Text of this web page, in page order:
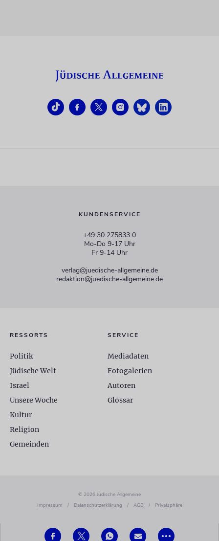
•••
KUNDENSERVICE
+49 30 275833 0
Mo-Do 9-17 Uhr
Fr 9-14 Uhr
verlag@juedische-allgemeine.de
redaktion@juedische-allgemeine.de
RESSORTS
Politik
Jüdische Welt
Israel
Unsere Woche
Kultur
Religion
Gemeinden
SERVICE
Mediadaten
Fotogalerien
Autoren
Glossar
© 2026 Jüdische Allgemeine
Impressum
/ Datenschutzerklärung / AGB / Privatsphäre